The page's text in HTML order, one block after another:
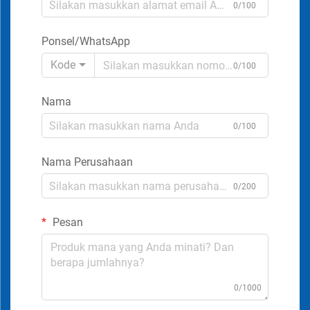
0/100
Ponsel/WhatsApp
Kode
0/100
Nama
0/100
Nama Perusahaan
0/200
Pesan
0/1000